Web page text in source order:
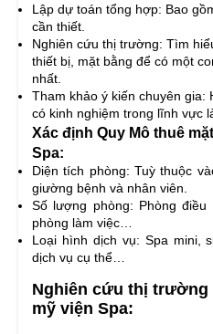
Lập dự toán tổng hợp: Bao
cần thiết.
Nghiên cứu thị trường: Tìm
thiết bị, mặt bằng để có một
nhất.
Tham khảo ý kiến chuyên gia:
có kinh nghiệm trong lĩnh vực
Xác định Quy Mô thuê
Spa:
Diện tích phòng: Tuỳ thuộc
giường bệnh và nhân viên.
Số lượng phòng: Phòng điều
phòng làm việc…
Loại hình dịch vụ: Spa mini,
dịch vụ cụ thể…
Nghiên cứu thị trường
mỹ viện Spa: